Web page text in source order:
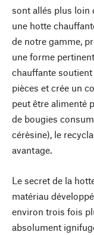
sont allés plus loin
une hotte
de notre gamme,
une forme
chauffante
pièces et crée un
peut être alimenté
de bougies
cérèsine), le
avantage.
Le secret de la
matériau
environ trois fois
absolument